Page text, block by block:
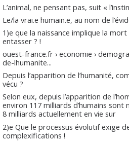
L’animal, ne pensant pas, suit «
Le/la vrai.e humain.e, au nom de
1)e que la naissance implique la
entasser ? !
ouest-france.fr › economie ›
de-lhumanite...
Depuis l’apparition de l’humanité,
vécu ?
Selon eux, depuis l’apparition de
environ 117 milliards d’humains
8 milliards actuellement en vie sur
2)e Que le processus évolutif exige
complexifications !